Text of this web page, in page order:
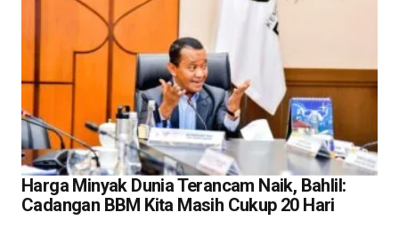
Harga Minyak Dunia Terancam Naik, Bahlil:
Cadangan BBM Kita Masih Cukup 20 Hari